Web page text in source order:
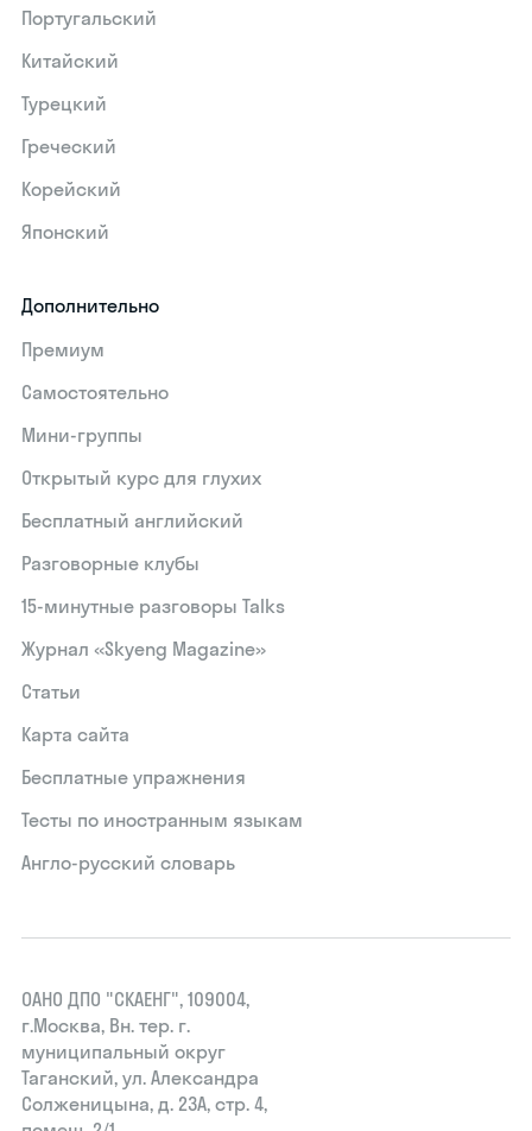
Португальский
Китайский
Турецкий
Греческий
Корейский
Японский
Дополнительно
Премиум
Самостоятельно
Мини-группы
Открытый курс для глухих
Бесплатный английский
Разговорные клубы
15‑минутные разговоры Talks
Журнал «Skyeng Magazine»
Статьи
Карта сайта
Бесплатные упражнения
Тесты по иностранным языкам
Англо-русский словарь
ОАНО ДПО "СКАЕНГ", 109004,
г.Москва, Вн. тер. г.
муниципальный округ
Таганский, ул. Александра
Солженицына, д. 23А, стр. 4,